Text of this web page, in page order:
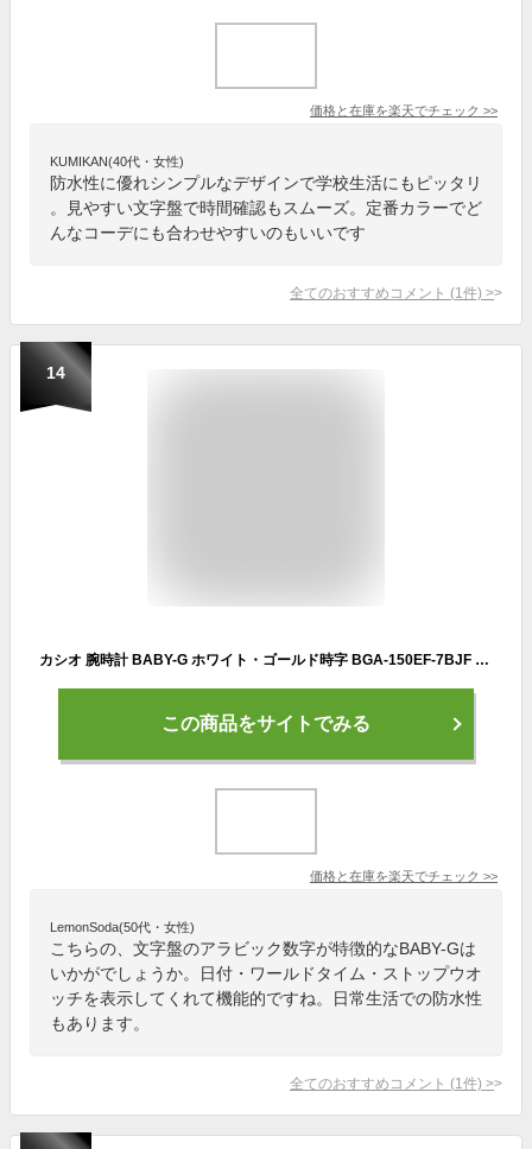
価格と在庫を楽天でチェック >>
KUMIKAN(40代・女性)
防水性に優れシンプルなデザインで学校生活にもピッタリ
。見やすい文字盤で時間確認もスムーズ。定番カラーでど
んなコーデにも合わせやすいのもいいです
全てのおすすめコメント (1 件) >
14
カシオ 腕時計 BABY-G ホワイト・ゴールド時字 BGA-150EF-7BJF [BGA150EF7BJF]【AUMP】
この商品をサイトでみる
価格と在庫を楽天でチェック >>
LemonSoda(50代・女性)
こちらの、文字盤のアラビック数字が特徴的なBABY-Gは
いかがでしょうか。日付・ワールドタイム・ストップウオ
ッチを表示してくれて機能的ですね。日常生活での防水性
もあります。
全てのおすすめコメント (1 件) >